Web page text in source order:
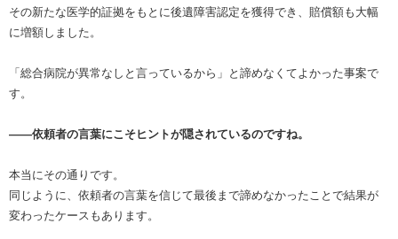
その新たな医学的証拠をもとに後遺障害認定を獲得でき、賠償額も大幅
に増額しました。
「総合病院が異常なしと言っているから」と諦めなくてよかった事案で
す。
――依頼者の言葉にこそヒントが隠されているのですね。
本当にその通りです。
同じように、依頼者の言葉を信じて最後まで諦めなかったことで結果が
変わったケースもあります。